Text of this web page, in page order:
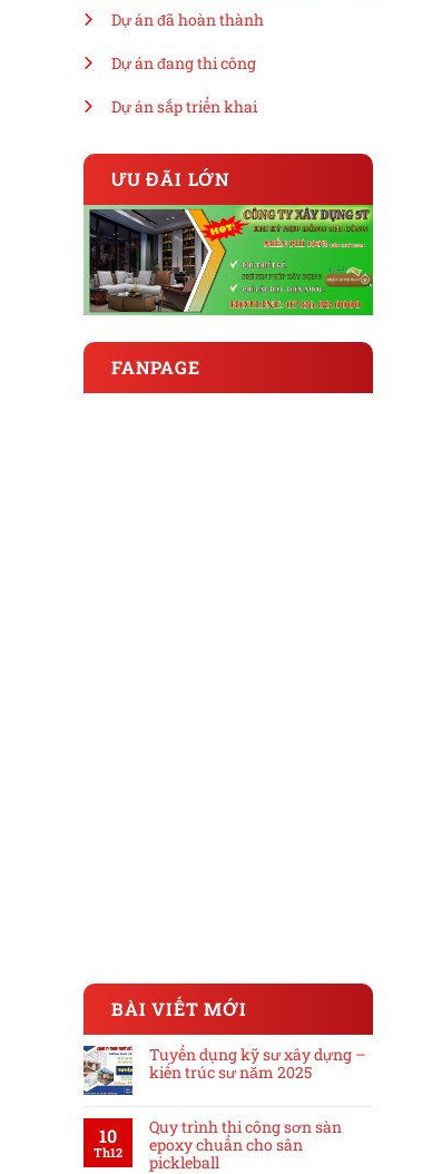
Dự án đã hoàn thành
Dự án đang thi công
Dự án sắp triển khai
ƯU ĐÃI LỚN
FANPAGE
BÀI VIẾT MỚI
Tuyển dụng kỹ sư xây dựng –
kiến trúc sư năm 2025
10
Th12
Quy trình thi công sơn sàn
epoxy chuẩn cho sân
pickleball